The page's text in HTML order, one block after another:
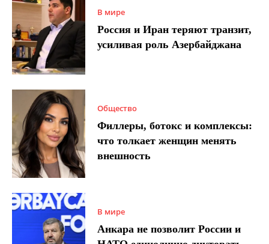
В мире
Россия и Иран теряют транзит,
усиливая роль Азербайджана
Общество
Филлеры, ботокс и комплексы:
что толкает женщин менять
внешность
В мире
Анкара не позволит России и